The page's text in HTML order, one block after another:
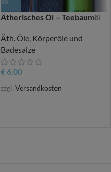
Ätherisches Öl – Teebaumöl
Äth. Öle, Körperöle und
Badesalze
€ 6,00
zzgl. Versandkosten